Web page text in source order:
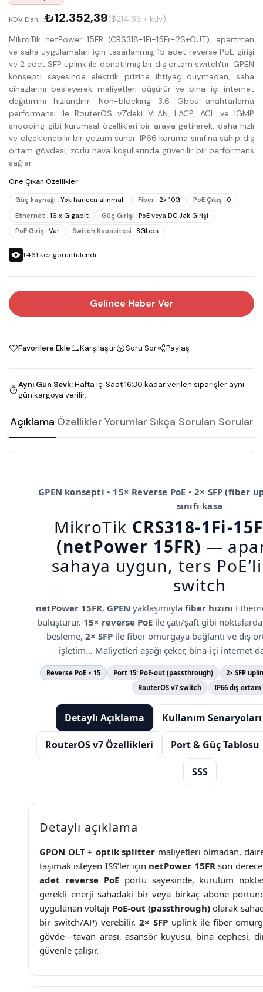
KDV Dahil :₺12.352,39($214.63 + kdv)
MikroTik netPower 15FR (CRS318-1Fi-15Fr-2S+OUT), apartman
ve saha uygulamaları için tasarlanmış, 15 adet reverse PoE girişi
ve 2 adet SFP uplink ile donatılmış bir dış ortam switch'tir. GPEN
konsepti sayesinde elektrik prizine ihtiyaç duymadan, saha
cihazlarını besleyerek maliyetleri düşürür ve bina içi internet
dağıtımını hızlandırır. Non-blocking 3.6 Gbps anahtarlama
performansı ile RouterOS v7'deki VLAN, LACP, ACL ve IGMP
snooping gibi kurumsal özellikleri bir araya getirerek, daha hızlı
ve ölçeklenebilir bir çözüm sunar. IP66 koruma sınıfına sahip dış
ortam gövdesi, zorlu hava koşullarında güvenilir bir performans
sağlar.
Öne Çıkan Özellikler
Güç kaynağı : Yok haricen alınmalı Fiber : 2x 10G PoE Çıkış : 0
Ethernet : 16 x Gigabit Güç Girişi : PoE veya DC Jak Girişi
PoE Giriş : Var Switch Kapasitesi : 8Gbps
1.461 kez görüntülendi
Gelince Haber Ver
Favorilere Ekle Karşılaştır Soru Sor Paylaş
Aynı Gün Sevk:Hafta içi Saat 16:30 kadar verilen siparişler aynı
gün kargoya verilir.
Açıklama Özellikler Yorumlar Sıkça Sorulan Sorular
GPEN konsepti • 15× Reverse PoE • 2× SFP (fiber
sınıfı kasa
MikroTik CRS318-1Fi-
(netPower 15FR) —
sahaya uygun, ters
switch
netPower 15FR, GPEN yaklaşımıyla fiber hızını
buluşturur. 15× reverse PoEile çatı/şaft gibi
besleme, 2× SFPile fiber omurgaya bağlantı ve dış
işletim… Maliyetleri aşağı çeker, bina-içi internet
Reverse PoE × 15 Port 15: PoE-out (passthrough)
2× SFP
RouterOS v7 switch
IP66 dış ortam
Detaylı Açıklama Kullanım Senaryoları
RouterOS v7 Özellikleri Port & Güç Tablosu
SSS
Detaylı açıklama
GPON OLT + optik splitter maliyetleri olmadan,
taşımak isteyen ISS’ler için netPower 15FR son
adet reverse PoEportu sayesinde, kurulum
gerekli enerji sahadaki bir veya birkaç abone
uygulanan voltajı PoE-out (passthrough) olarak
bir switch/AP) verebilir. 2× SFP uplink ile fiber
gövde—tavan arası, asansör kuyusu, bina cephesi,
güvenle çalışır.